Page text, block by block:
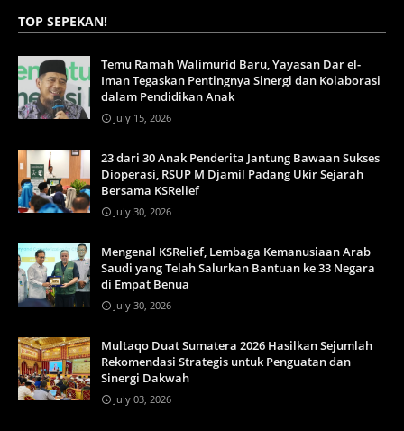
TOP SEPEKAN!
Temu Ramah Walimurid Baru, Yayasan Dar el-
Iman Tegaskan Pentingnya Sinergi dan Kolaborasi
dalam Pendidikan Anak
July 15, 2026
23 dari 30 Anak Penderita Jantung Bawaan Sukses
Dioperasi, RSUP M Djamil Padang Ukir Sejarah
Bersama KSRelief
July 30, 2026
Mengenal KSRelief, Lembaga Kemanusiaan Arab
Saudi yang Telah Salurkan Bantuan ke 33 Negara
di Empat Benua
July 30, 2026
Multaqo Duat Sumatera 2026 Hasilkan Sejumlah
Rekomendasi Strategis untuk Penguatan dan
Sinergi Dakwah
July 03, 2026